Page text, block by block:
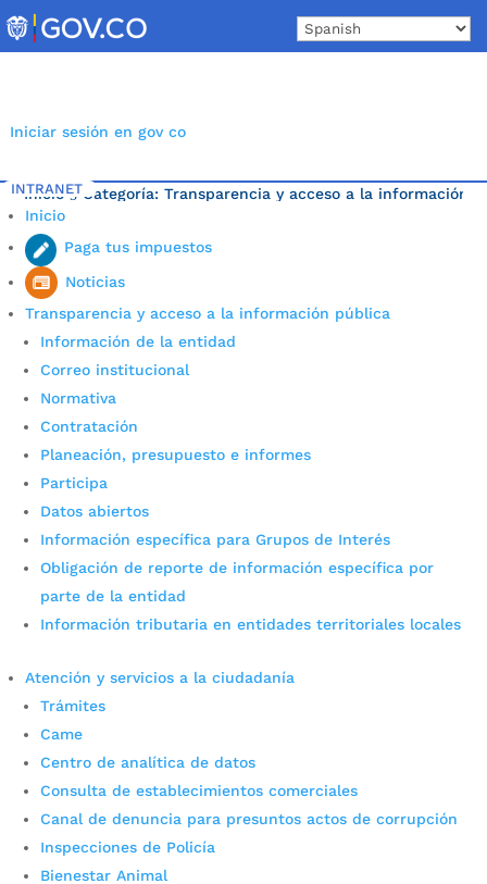
to
content
Iniciar sesión en gov co
INTRANET
Inicio
Paga tus impuestos
Noticias
Transparencia y acceso a la información pública
Información de la entidad
Correo institucional
Normativa
Contratación
Planeación, presupuesto e informes
Participa
Datos abiertos
Información específica para Grupos de Interés
Obligación de reporte de información específica por
parte de la entidad
Información tributaria en entidades territoriales locales
Atención y servicios a la ciudadanía
Trámites
Came
Centro de analítica de datos
Consulta de establecimientos comerciales
Canal de denuncia para presuntos actos de corrupción
Inspecciones de Policía
Bienestar Animal
Inicio 5 Categoría: Transparencia y acceso a la información
Última noticia.
Negocios nocturnos en Cuadra
incumplir norma de ruido
ambiental
poradmin_prensa|May 30, 2025
Durante un operativo de control, la Alcaldía de
Bucaramanga aplicó medidas de cierre a negocios
ruido permitidos, según la resolución 0627 de...